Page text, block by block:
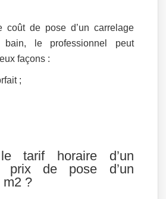
coût de pose d’un carrelage
le professionnel peut
façons :
;
tarif horaire d’un
prix de pose d’un
m2 ?